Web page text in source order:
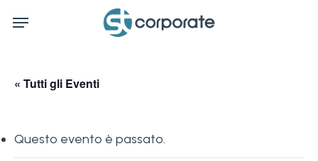
Menu
« Tutti gli Eventi
Questo evento è passato.